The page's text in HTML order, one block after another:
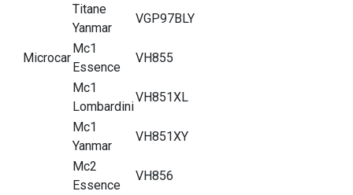
Titane
Yanmar
VGP97BLY
Microcar
Mc1
Essence
VH855
Mc1
Lombardini
VH851XL
Mc1
Yanmar
VH851XY
Mc2
Essence
VH856